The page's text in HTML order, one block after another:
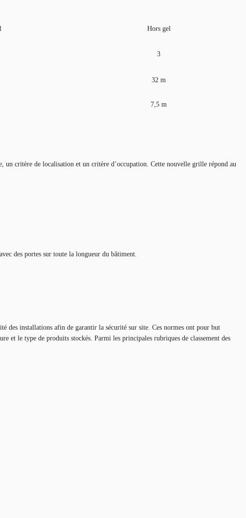
Hors gel
3
32 m
7,5 m
un critère de localisation et un critère d’occupation. Cette nouvelle grille répond au
des portes sur toute la longueur du bâtiment.
des installations afin de garantir la sécurité sur site. Ces normes ont pour but
et le type de produits stockés. Parmi les principales rubriques de classement des